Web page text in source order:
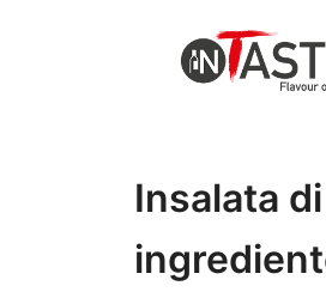
Insalata